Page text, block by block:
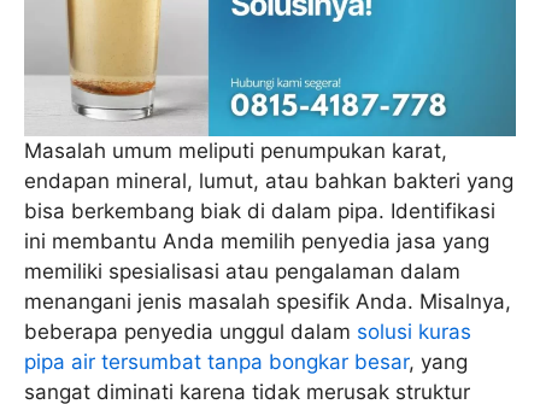
Masalah umum meliputi penumpukan karat,
endapan mineral, lumut, atau bahkan bakteri yang
bisa berkembang biak di dalam pipa. Identifikasi
ini membantu Anda memilih penyedia jasa yang
memiliki spesialisasi atau pengalaman dalam
menangani jenis masalah spesifik Anda. Misalnya,
beberapa penyedia unggul dalam solusi kuras
pipa air tersumbat tanpa bongkar besar, yang
sangat diminati karena tidak merusak struktur